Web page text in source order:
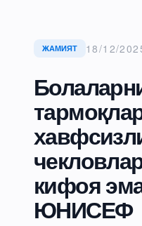
ЖАМИЯТ 18/12/
кифоя
ЮНИСЕФ